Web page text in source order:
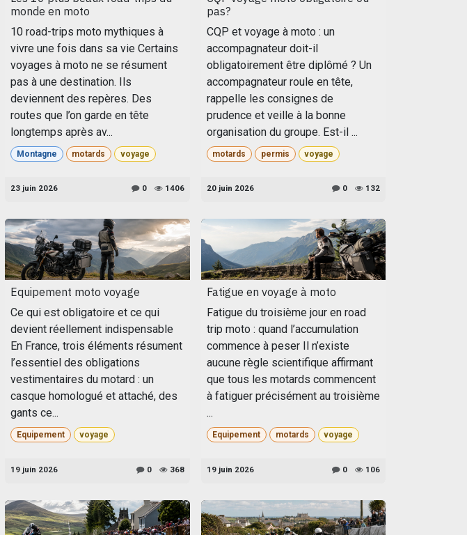
monde en moto
10 road-trips moto mythiques à
vivre une fois dans sa vie Certains
voyages à moto ne se résument
pas à une destination. Ils
deviennent des repères. Des
routes que l’on garde en tête
longtemps après av...
Montagne motards voyage
23 juin 2026 0 1406
pas?
CQP et voyage à moto : un
accompagnateur doit-il
obligatoirement être diplômé ? Un
accompagnateur roule en tête,
rappelle les consignes de
prudence et veille à la bonne
organisation du groupe. Est-il ...
motards permis voyage
20 juin 2026 0 132
Equipement moto voyage
Ce qui est obligatoire et ce qui
devient réellement indispensable
En France, trois éléments résument
l’essentiel des obligations
vestimentaires du motard : un
casque homologué et attaché, des
gants ce...
Equipement voyage
19 juin 2026 0 368
Fatigue en voyage à moto
Fatigue du troisième jour en road
trip moto : quand l’accumulation
commence à peser Il n’existe
aucune règle scientifique affirmant
que tous les motards commencent
à fatiguer précisément au troisième
...
Equipement motards voyage
19 juin 2026 0 106